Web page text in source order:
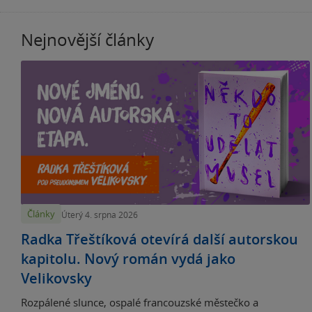
Nejnovější články
Články Úterý 4. srpna 2026
Radka Třeštíková otevírá další autorskou
kapitolu. Nový román vydá jako
Velikovsky
Rozpálené slunce, ospalé francouzské městečko a